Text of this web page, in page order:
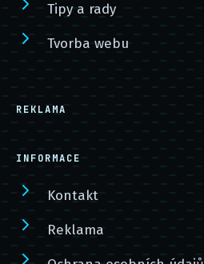
Tipy a rady
Tvorba webu
REKLAMA
INFORMACE
Kontakt
Reklama